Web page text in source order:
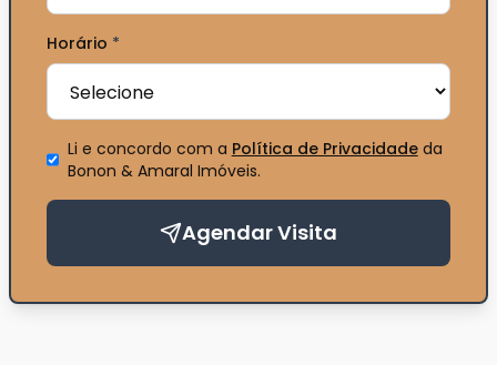
Horário *
Li e concordo com a Política de Privacidadeda
Bonon & Amaral Imóveis.
Agendar Visita